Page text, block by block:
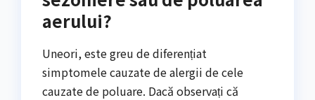
aerului?
Uneori, este greu de diferențiat
simptomele cauzate de alergii de cele
cauzate de poluare. Dacă observați că